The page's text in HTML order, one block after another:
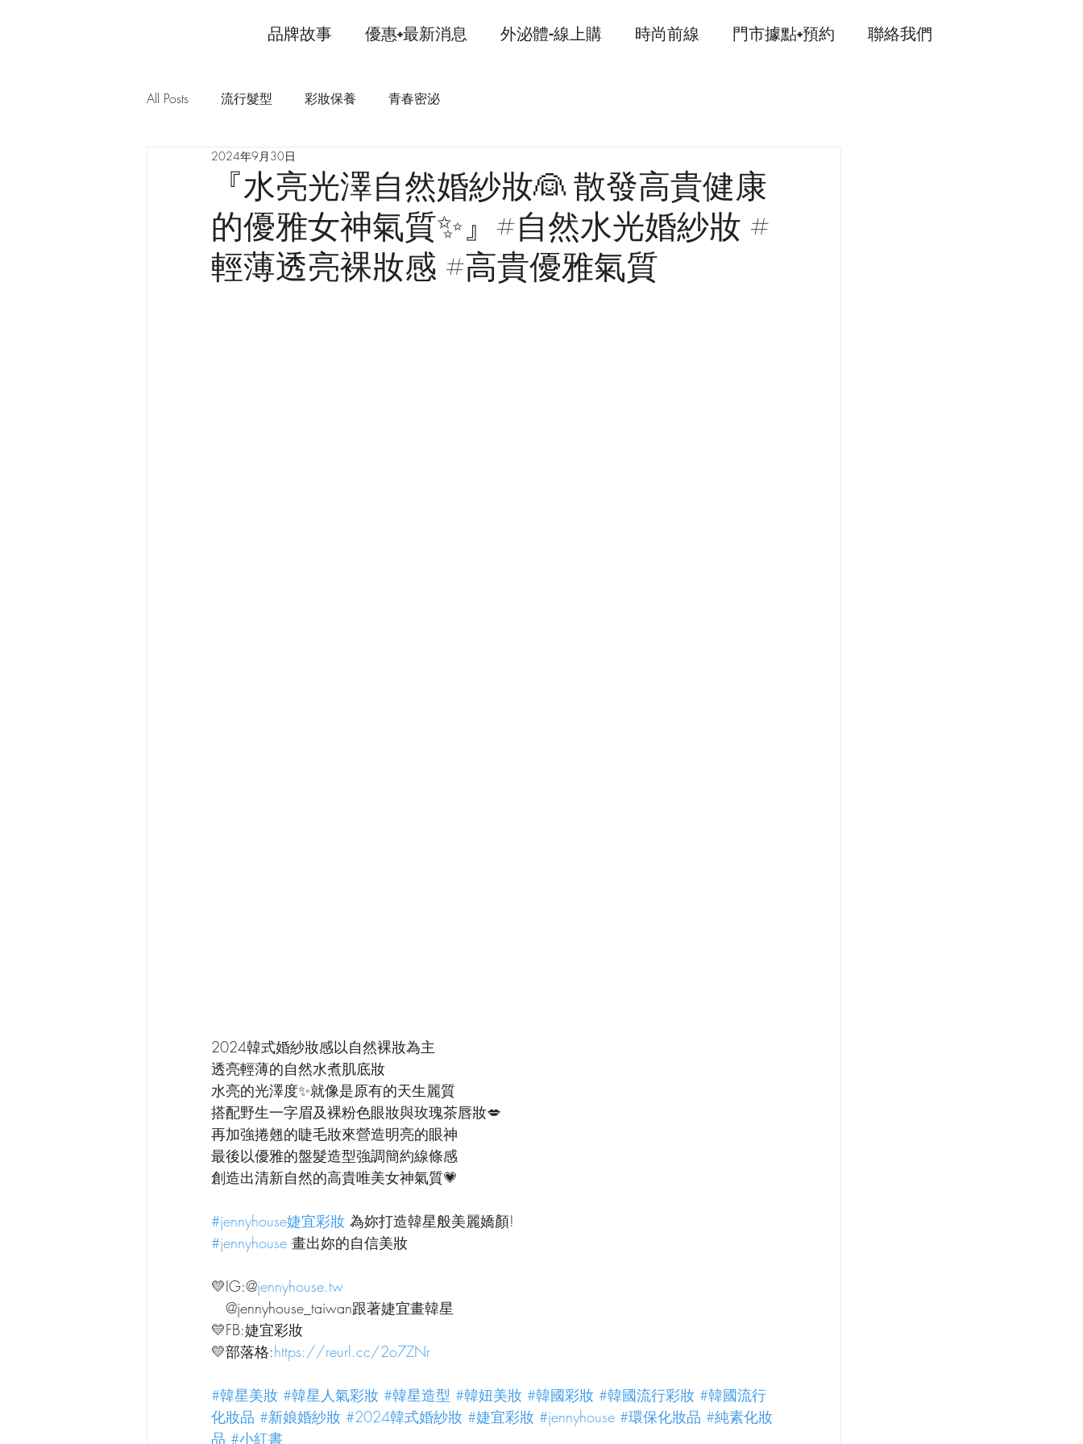
品牌故事 優惠+最新消息 外泌體-線上購 時尚前線 門市據點+預約 聯絡我們
All Posts 流行髮型 彩妝保養 青春密泌
『水亮光澤自然婚紗妝👰 散發高貴健康
的優雅女神氣質✨』#自然水光婚紗妝 #
輕薄透亮裸妝感 #高貴優雅氣質
2024年9月30日
2024韓式婚紗妝感以自然裸妝為主
透亮輕薄的自然水煮肌底妝
水亮的光澤度✨就像是原有的天生麗質
搭配野生一字眉及裸粉色眼妝與玫瑰茶唇妝💋
再加強捲翹的睫毛妝來營造明亮的眼神
最後以優雅的盤髮造型強調簡約線條感
創造出清新自然的高貴唯美女神氣質💗
#jennyhouse婕宜彩妝 為妳打造韓星般美麗嬌顏!
#jennyhouse 畫出妳的自信美妝
💛IG:@jennyhouse.tw
@jennyhouse_taiwan跟著婕宜畫韓星
💛FB:婕宜彩妝
💛部落格:https://reurl.cc/2o7ZNr
#韓星美妝 #韓星人氣彩妝 #韓星造型 #韓妞美妝 #韓國彩妝 #韓國流行彩妝 #韓國流行
化妝品 #新娘婚紗妝 #2024韓式婚紗妝 #婕宜彩妝 #jennyhouse #環保化妝品 #純素化妝
品 #小紅書